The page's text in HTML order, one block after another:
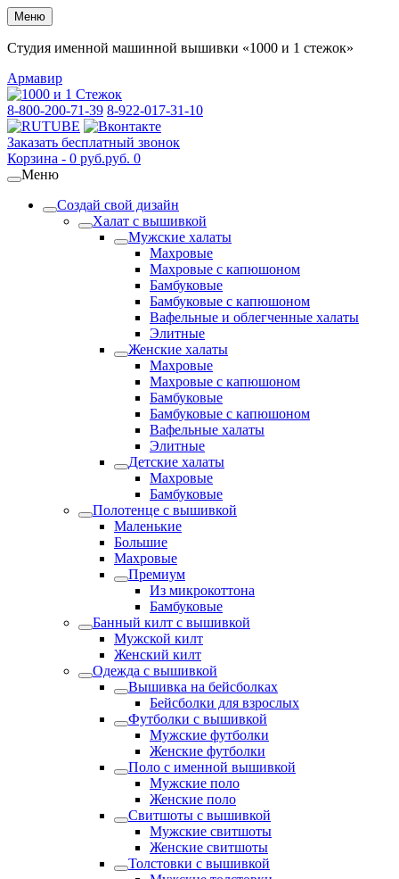
Меню
Студия именной машинной вышивки «1000 и 1 стежок»
Армавир
8-800-200-71-39 8-922-017-31-10
Заказать бесплатный звонок
Корзина - 0 руб.руб. 0
Меню
Создай свой дизайн
Халат с вышивкой
Мужские халаты
Махровые
Махровые с капюшоном
Бамбуковые
Бамбуковые с капюшоном
Вафельные и облегченные халаты
Элитные
Женские халаты
Махровые
Махровые с капюшоном
Бамбуковые
Бамбуковые с капюшоном
Вафельные халаты
Элитные
Детские халаты
Махровые
Бамбуковые
Полотенце с вышивкой
Маленькие
Большие
Махровые
Премиум
Из микрокоттона
Бамбуковые
Банный килт с вышивкой
Мужской килт
Женский килт
Одежда с вышивкой
Вышивка на бейсболках
Бейсболки для взрослых
Футболки с вышивкой
Мужские футболки
Женские футболки
Поло с именной вышивкой
Мужские поло
Женские поло
Свитшоты с вышивкой
Мужские свитшоты
Женские свитшоты
Толстовки с вышивкой